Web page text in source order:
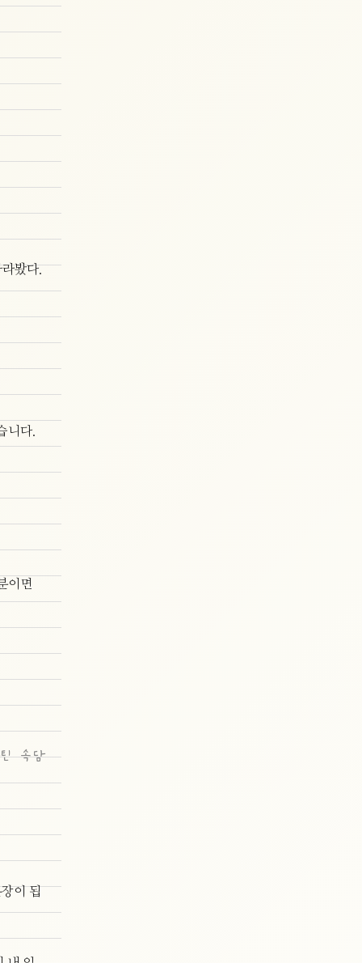
봤다.
니다.
이면
속담
이 됩